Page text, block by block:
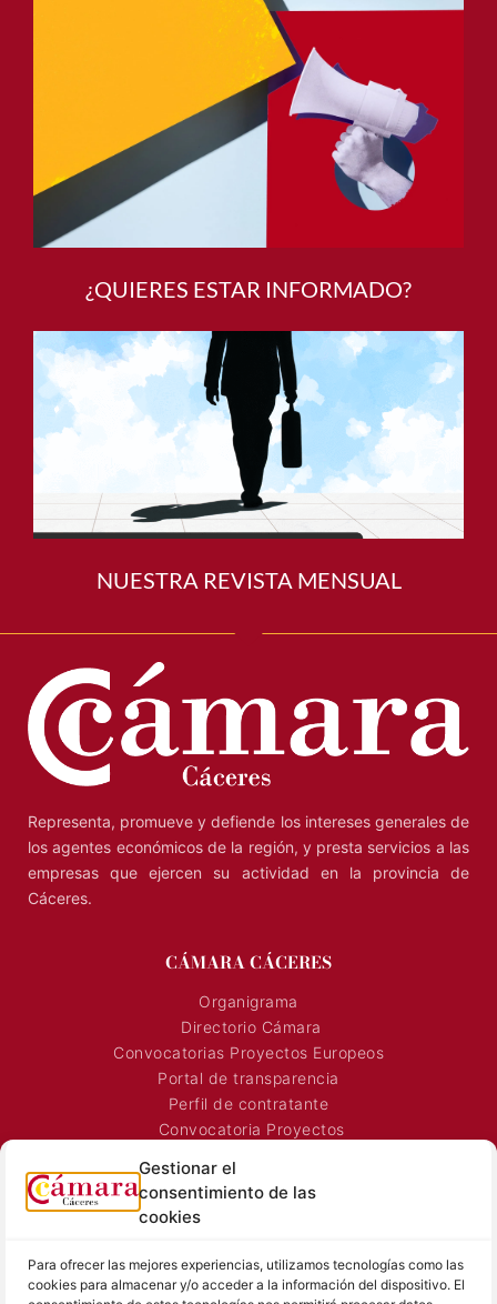
Gestionar el
consentimiento de las
cookies
Para ofrecer las mejores experiencias, utilizamos tecnologías como las
cookies para almacenar y/o acceder a la información del dispositivo. El
¿QUIERES ESTAR INFORMADO?
NUESTRA REVISTA MENSUAL
Representa, promueve y defiende los intereses generales de
los agentes económicos de la región, y presta servicios a las
empresas que ejercen su actividad en la provincia de
Cáceres.
CÁMARA CÁCERES
Organigrama
Directorio Cámara
Convocatorias Proyectos Europeos
Portal de transparencia
Perfil de contratante
Convocatoria Proyectos
Señalización Comercial
Contacto
SALA DE PRENSA TEXTOS LEGALES